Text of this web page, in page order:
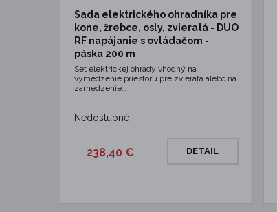
Sada elektrického ohradníka pre
kone, žrebce, osly, zvieratá - DUO
RF napájanie s ovládačom -
páska 200 m
Set elektrickej ohrady vhodný na
vymedzenie priestoru pre zvieratá alebo na
zamedzenie…
Nedostupné
238,40 € DETAIL